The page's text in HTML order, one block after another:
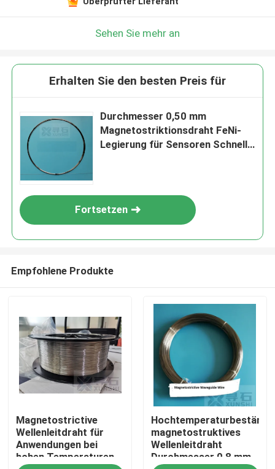
Zu Hause
Sehen Sie mehr an
Erhalten Sie den besten Preis für
Durchmesser 0,50 mm
Magnetostriktionsdraht FeNi-
Legierung für Sensoren Schnelle
Fortsetzen
Empfohlene Produkte
Magnetostrictive
Wellenleitdraht für
Anwendungen bei
hohen Temperaturen
magnetostruktives
Wellenleitdraht
Durchmesser 0,8 mm